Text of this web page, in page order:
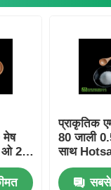
मेष
ओ 2
प्राकृतिक
80 जाली
साथ
Suitalle